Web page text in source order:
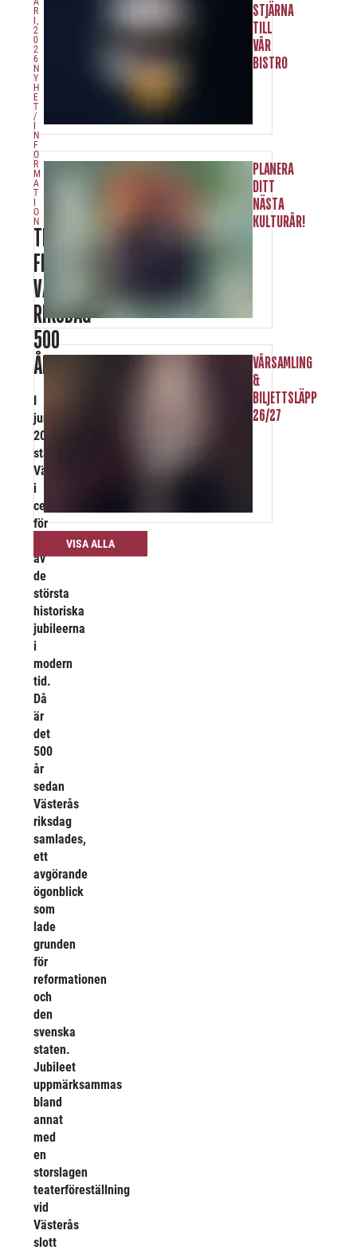
R
I,
2
0
2
6
N
Y
H
E
T
/
I
N
F
O
R
M
A
T
I
O
N
TEATERFÖRESTÄLLNING
FIRAR
VÄSTERÅS
RIKSDAG
500
ÅR
I
juni
2027
står
Västerås
i
centrum
för
av
de
största
historiska
jubileerna
i
modern
tid.
Då
är
det
500
år
sedan
Västerås
riksdag
samlades,
ett
avgörande
ögonblick
som
lade
grunden
för
reformationen
och
den
svenska
staten.
Jubileet
uppmärksammas
bland
annat
med
en
storslagen
teaterföreställning
vid
Västerås
slott
STJÄRNA
TILL
VÅR
BISTRO
PLANERA
DITT
NÄSTA
KULTURÅR!
VÅRSAMLING
&
BILJETTSLÄPP
26/27
VISA ALLA